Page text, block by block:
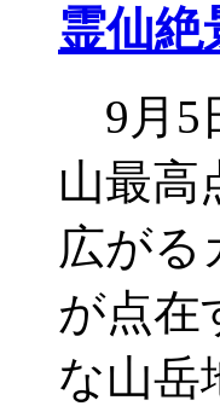
霊仙絶
9月5
山最高
広がる
が点在
な山岳